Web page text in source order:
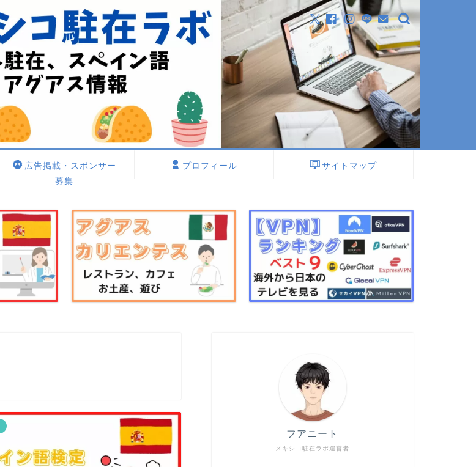
広告掲載・スポンサー
募集
プロフィール サイトマップ
メキシコ駐在ラボ運営者
フアニート